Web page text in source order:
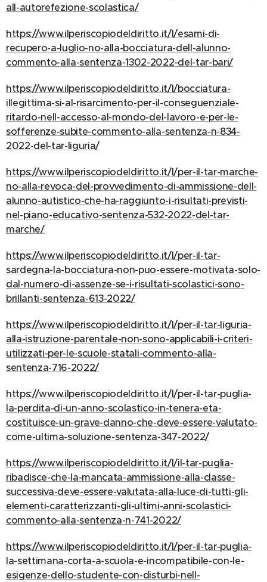
all-autorefezione-scolastica/
https://www.ilperiscopiodeldiritto.it/l/esami-di-
recupero-a-luglio-no-alla-bocciatura-dell-alunno-
commento-alla-sentenza-1302-2022-del-tar-bari/
https://www.ilperiscopiodeldiritto.it/l/bocciatura-
illegittima-si-al-risarcimento-per-il-conseguenziale-
ritardo-nell-accesso-al-mondo-del-lavoro-e-per-le-
sofferenze-subite-commento-alla-sentenza-n-834-
2022-del-tar-liguria/
https://www.ilperiscopiodeldiritto.it/l/per-il-tar-marche-
no-alla-revoca-del-provvedimento-di-ammissione-dell-
alunno-autistico-che-ha-raggiunto-i-risultati-previsti-
nel-piano-educativo-sentenza-532-2022-del-tar-
marche/
https://www.ilperiscopiodeldiritto.it/l/per-il-tar-
sardegna-la-bocciatura-non-puo-essere-motivata-solo-
dal-numero-di-assenze-se-i-risultati-scolastici-sono-
brillanti-sentenza-613-2022/
https://www.ilperiscopiodeldiritto.it/l/per-il-tar-liguria-
alla-istruzione-parentale-non-sono-applicabili-i-criteri-
utilizzati-per-le-scuole-statali-commento-alla-
sentenza-716-2022/
https://www.ilperiscopiodeldiritto.it/l/per-il-tar-puglia-
la-perdita-di-un-anno-scolastico-in-tenera-eta-
costituisce-un-grave-danno-che-deve-essere-valutato-
come-ultima-soluzione-sentenza-347-2022/
https://www.ilperiscopiodeldiritto.it/l/il-tar-puglia-
ribadisce-che-la-mancata-ammissione-alla-classe-
successiva-deve-essere-valutata-alla-luce-di-tutti-gli-
elementi-caratterizzanti-gli-ultimi-anni-scolastici-
commento-alla-sentenza-n-741-2022/
https://www.ilperiscopiodeldiritto.it/l/per-il-tar-puglia-
la-settimana-corta-a-scuola-e-incompatibile-con-le-
esigenze-dello-studente-con-disturbi-nell-